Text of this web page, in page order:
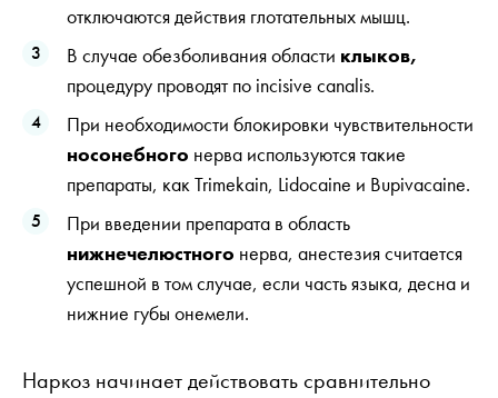
отключаются действия глотательных мышц.
В случае обезболивания области клыков,
процедуру проводят по incisive canalis.
При необходимости блокировки чувствительности
носонебного нерва используются такие
препараты, как Trimekain, Lidocaine и Bupivacaine.
При введении препарата в область
нижнечелюстного нерва, анестезия считается
успешной в том случае, если часть языка, десна и
нижние губы онемели.
Наркоз начинает действовать сравнительно